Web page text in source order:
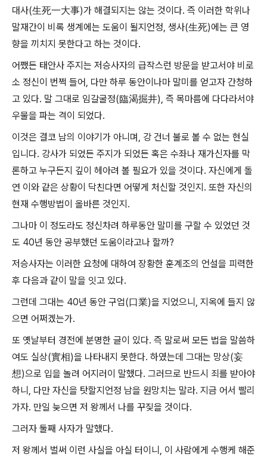
대사(生死一大事)가 해결되지는 않는 것이다. 즉 이러한 학위나
말재간이 비록 생계에는 도움이 될지언정, 생사(生死)에는 큰 영
향을 끼치지 못한다고 하는 것이다.
어쨌든 태안사 주지는 저승사자의 급작스런 방문을 받고서야 비로
소 정신이 번쩍 들어, 다만 하루 동안이나마 말미를 얻고자 간청하
고 있다. 말 그대로 임갈굴정(臨渴掘井), 즉 목마름에 다다라서야
우물을 파는 격이 되었다.
이것은 결코 남의 이야기가 아니며, 강 건너 불로 볼 수 없는 현실
입니다. 강사가 되었든 주지가 되었든 혹은 수좌나 재가신자를 막
론하고 누구든지 깊이 헤아려 볼 필요가 있을 것이다. 자신에게 돌
연 이와 같은 상황이 닥친다면 어떻게 처신할 것인지. 또한 자신의
현재 수행방법이 올바른 것인지.
그나마 이 정도라도 정신차려 하루동안 말미를 구할 수 있었던 것
도 40년 동안 공부했던 도움이라고나 할까?
저승사자는 이러한 요청에 대하여 장황한 훈계조의 언설을 피력한
후 다음과 같이 말을 잇고 있다.
그런데 그대는 40년 동안 구업(口業)을 지었으니, 지옥에 들지 않
으면 어쩌겠는가.
또 옛날부터 경전에 분명한 글이 있다. 즉 말로써 모든 법을 말씀하
여도 실상(實相)을 나타내지 못한다. 하였는데 그대는 망상(妄
想)으로 입을 놀려 어지러이 말했다. 그러므로 반드시 죄를 받아야
하니, 다만 자신을 탓할지언정 남을 원망치는 말라. 지금 어서 빨리
가자. 만일 늦으면 저 왕께서 나를 꾸짖을 것이다.
그러자 둘째 사자가 말했다.
저 왕께서 벌써 이런 사실을 아실 터이니, 이 사람에게 수행케 해준